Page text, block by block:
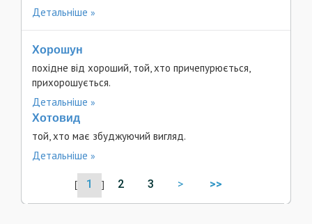
Детальніше
Хорошун
похідне від хороший, той, хто причепурюється,
прихорошується.
Детальніше
Хотовид
той, хто має збуджуючий вигляд.
Детальніше
[ 1 ] 2 3 > >>